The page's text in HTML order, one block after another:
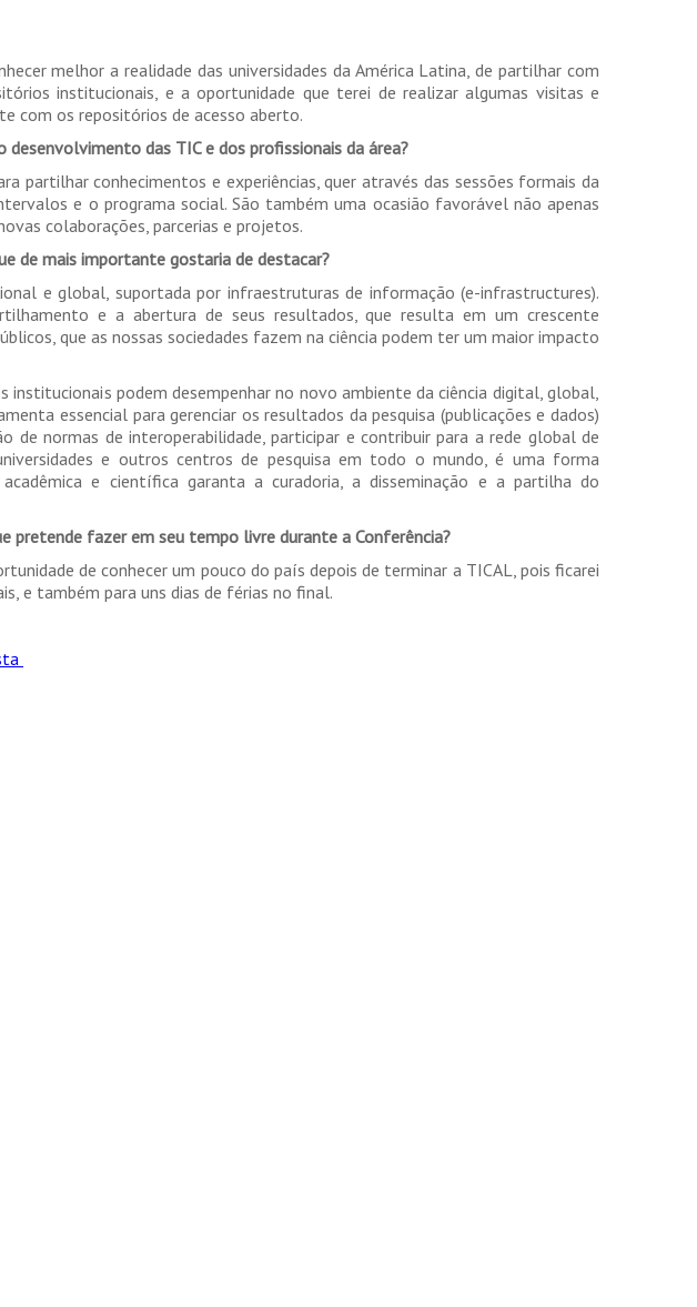
melhor a realidade das universidades da América Latina, de partilhar com
institucionais, e a oportunidade que terei de realizar algumas visitas e
com os repositórios de acesso aberto.
das TIC e dos profissionais da área?
partilhar conhecimentos e experiências, quer através das sessões formais da
e o programa social. São também uma ocasião favorável não apenas
colaborações, parcerias e projetos.
de mais importante gostaria de destacar?
e global, suportada por infraestruturas de informação (e-infrastructures).
e a abertura de seus resultados, que resulta em um crescente
que as nossas sociedades fazem na ciência podem ter um maior impacto
podem desempenhar no novo ambiente da ciência digital, global,
essencial para gerenciar os resultados da pesquisa (publicações e dados)
de normas de interoperabilidade, participar e contribuir para a rede global de
e outros centros de pesquisa em todo o mundo, é uma forma
e científica garanta a curadoria, a disseminação e a partilha do
pretende fazer em seu tempo livre durante a Conferência?
de conhecer um pouco do país depois de terminar a TICAL, pois ficarei
e também para uns dias de férias no final.